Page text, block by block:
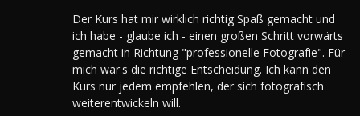
Der Kurs hat mir wirklich richtig Spaß gemacht und
ich habe - glaube ich - einen großen Schritt vorwärts
gemacht in Richtung "professionelle Fotografie". Für
mich war's die richtige Entscheidung. Ich kann den
Kurs nur jedem empfehlen, der sich fotografisch
weiterentwickeln will.